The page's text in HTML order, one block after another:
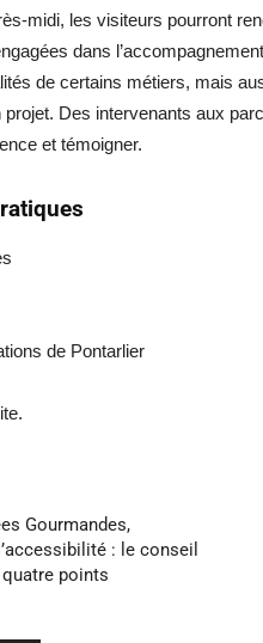
midi, les visiteurs pourront
dans
de certains métiers, mais
projet. Des intervenants aux
et témoigner.
de Pontarlier
Gourmandes,
: le conseil
points